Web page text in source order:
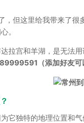
，但这里给我带来了
。
拉宫和羊湖，是无法
（添加好友可
它独特的地理位置和